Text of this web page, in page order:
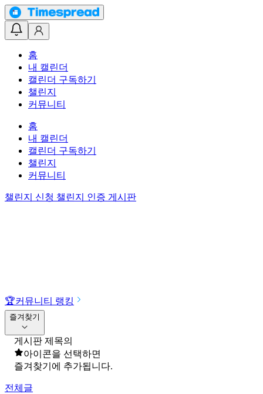
홈
내 캘린더
캘린더 구독하기
챌린지
커뮤니티
홈
내 캘린더
캘린더 구독하기
챌린지
커뮤니티
챌린지 신청 챌린지 인증 게시판
🏆커뮤니티 랭킹
즐겨찾기
게시판 제목의
아이콘을 선택하면
즐겨찾기에 추가됩니다.
전체글